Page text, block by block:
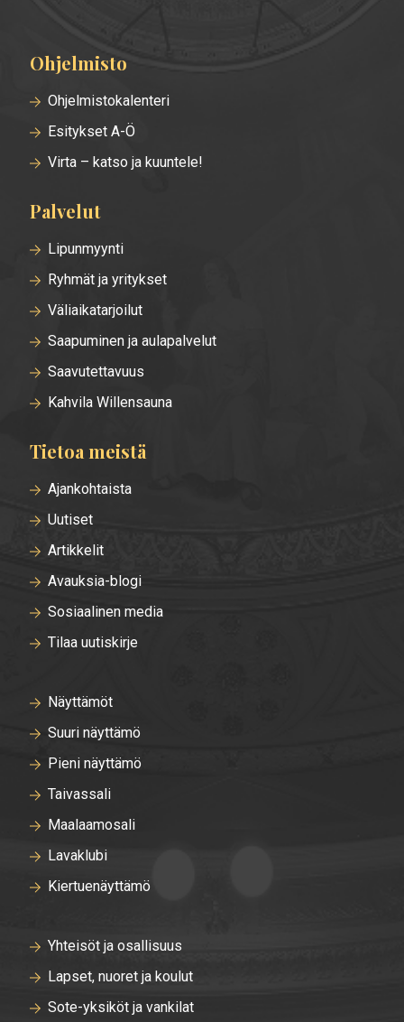
Alatunnisteen
valikko
Ohjelmisto
Ohjelmistokalenteri
Esitykset A-Ö
Virta – katso ja kuuntele!
Palvelut
Lipunmyynti
Ryhmät ja yritykset
Väliaikatarjoilut
Saapuminen ja aulapalvelut
Saavutettavuus
Kahvila Willensauna
Tietoa meistä
Ajankohtaista
Uutiset
Artikkelit
Avauksia-blogi
Sosiaalinen media
Tilaa uutiskirje
Näyttämöt
Suuri näyttämö
Pieni näyttämö
Taivassali
Maalaamosali
Lavaklubi
Kiertuenäyttämö
Yhteisöt ja osallisuus
Lapset, nuoret ja koulut
Sote-yksiköt ja vankilat